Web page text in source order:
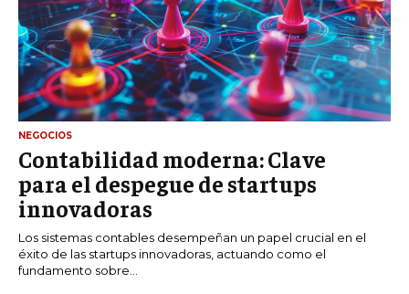
NEGOCIOS
Contabilidad moderna: Clave
para el despegue de startups
innovadoras
Los sistemas contables desempeñan un papel crucial en el
éxito de las startups innovadoras, actuando como el
fundamento sobre...